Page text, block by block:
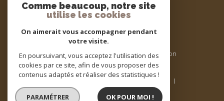
Adhérents
© 2026 | Tous droits réservés | Traduction
powered by Google |
Nos honoraires
Plan du site
Mentions légales
Nos liens
Politique RGPD
Comme beaucoup, notre site
utilise les cookies
On aimerait vous accompagner pendant
votre visite.
En poursuivant, vous acceptez l'utilisation des
cookies par ce site, afin de vous proposer des
contenus adaptés et réaliser des statistiques !
PARAMÉTRER OK POUR MOI !